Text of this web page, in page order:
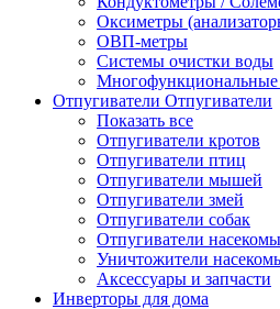
Оксиметры
ОВП-метры
Системы очистки воды
Отпугиватели Отпугиватели
Показать все
Отпугиватели кротов
Отпугиватели птиц
Отпугиватели мышей
Отпугиватели змей
Отпугиватели собак
Отпугиватели
Уничтожители
Аксессуары и запчасти
Инверторы для дома